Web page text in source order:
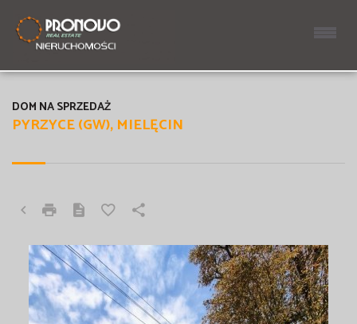
PYRZYCE (GW), MIELĘCIN
DOM NA SPRZEDAŻ